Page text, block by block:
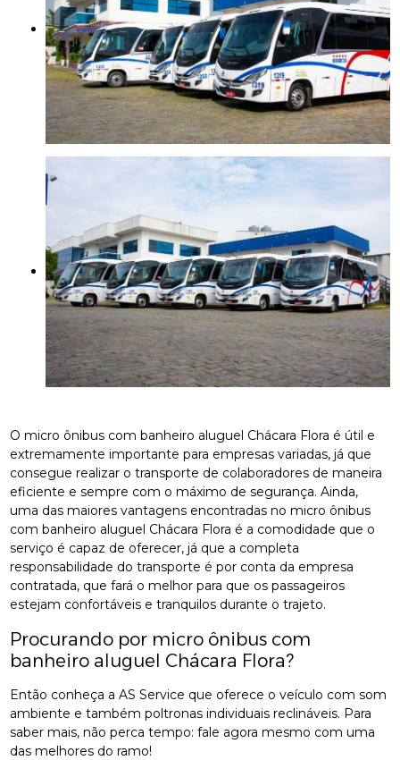
O micro ônibus com banheiro aluguel Chácara Flora é útil e
extremamente importante para empresas variadas, já que
consegue realizar o transporte de colaboradores de maneira
eficiente e sempre com o máximo de segurança. Ainda,
uma das maiores vantagens encontradas no micro ônibus
com banheiro aluguel Chácara Flora é a comodidade que o
serviço é capaz de oferecer, já que a completa
responsabilidade do transporte é por conta da empresa
contratada, que fará o melhor para que os passageiros
estejam confortáveis e tranquilos durante o trajeto.
Procurando por micro ônibus com
banheiro aluguel Chácara Flora?
Então conheça a AS Service que oferece o veículo com som
ambiente e também poltronas individuais reclináveis. Para
saber mais, não perca tempo: fale agora mesmo com uma
das melhores do ramo!